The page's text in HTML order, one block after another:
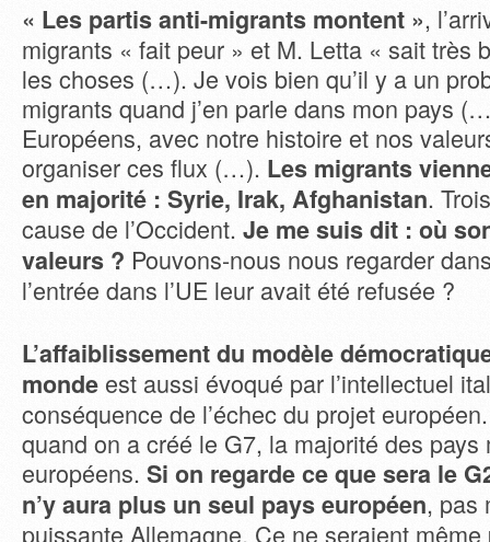
« Les partis anti-migrants montent »,
migrants « fait peur » et M. Letta « sait très
les choses (…). Je vois bien qu’il y a un
migrants quand j’en parle dans mon pays
Européens, avec notre histoire et nos
organiser ces flux (…). Les migrants
en majorité : Syrie, Irak, Afghanistan.
cause de l’Occident. Je me suis dit : où
valeurs ? Pouvons-nous nous regarder
l’entrée dans l’UE leur avait été refusée ?
L’affaiblissement du modèle
monde est aussi évoqué par l’intellectuel
conséquence de l’échec du projet
quand on a créé le G7, la majorité des pays
européens. Si on regarde ce que sera le
n’y aura plus un seul pays européen, pas
puissante Allemagne. Ce ne seraient même